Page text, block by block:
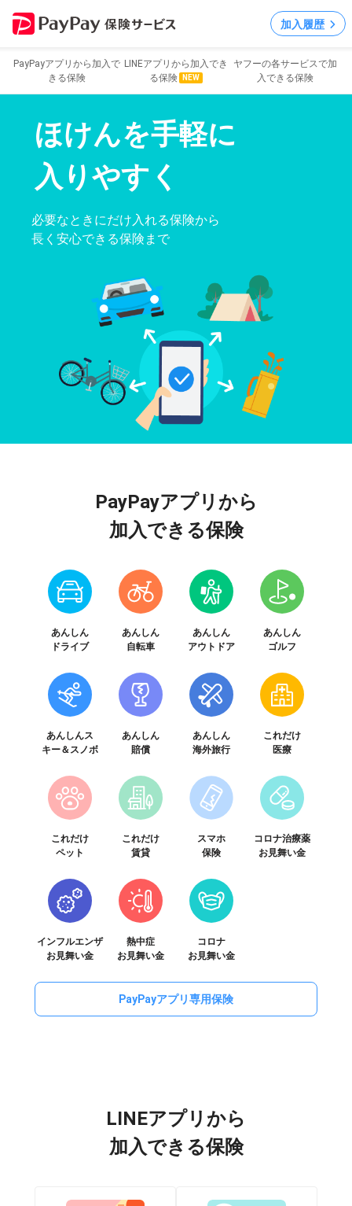
加入履歴
PayPayアプリから 加入で
きる保険
LINEアプリから 加入でき
る保険
NEW
ヤフーの各サービスで加
入できる保険
ほけんを手軽に
入りやすく
必要なときにだけ入れる保険から
長く安心できる保険まで
PayPayアプリから
加入できる保険
あんしん
ドライブ
あんしん
自転車
あんしん
アウトドア
あんしん
ゴルフ
あんしんス
キー＆スノボ
あんしん
賠償
あんしん
海外旅行
これだけ
医療
これだけ
ペット
これだけ
賃貸
スマホ
保険
コロナ治療薬
お見舞い金
インフルエンザ
お見舞い金
熱中症
お見舞い金
コロナ
お見舞い金
PayPayアプリ専用保険
LINEアプリから
加入できる保険